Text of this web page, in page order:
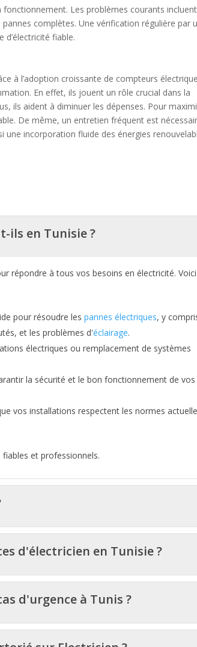
Les problèmes courants
complètes. Une vérification régulière par
fiable.
à l’adoption croissante de compteurs
En effet, ils jouent un rôle crucial dans la
ils aident à diminuer les dépenses. Pour
De même, un entretien fréquent est
une incorporation fluide des énergies
ils en Tunisie ?
répondre à tous vos besoins en électricité. Voici
pour résoudre lespannes électriques, y
et les problèmes d'éclairage.
électriques ou remplacement de systèmes
la sécurité et le bon fonctionnement de vos
vos installations respectent les normes
et professionnels.
d'électricien en Tunisie ?
d'urgence à Tunis ?